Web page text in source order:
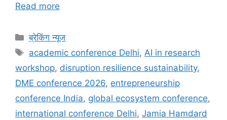
Read more
ब्रेकिंग न्यूज
academic conference Delhi, AI in research
workshop, disruption resilience sustainability,
DME conference 2026, entrepreneurship
conference India, global ecosystem conference,
international conference Delhi, Jamia Hamdard